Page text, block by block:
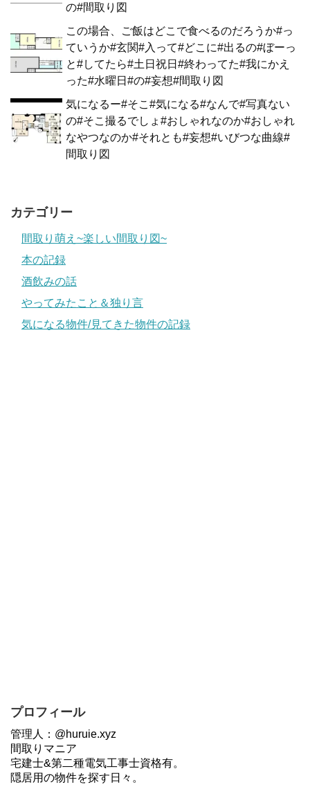
の#間取り図
この場合、ご飯はどこで食べるのだろうか#っ
ていうか#玄関#入って#どこに#出るの#ぼーっ
と#してたら#土日祝日#終わってた#我にかえ
った#水曜日#の#妄想#間取り図
気になるー#そこ#気になる#なんで#写真ない
の#そこ撮るでしょ#おしゃれなのか#おしゃれ
なやつなのか#それとも#妄想#いびつな曲線#
間取り図
カテゴリー
間取り萌え~楽しい間取り図~
本の記録
酒飲みの話
やってみたこと＆独り言
気になる物件/見てきた物件の記録
プロフィール
管理人：@huruie.xyz
間取りマニア
宅建士&第二種電気工事士資格有。
隠居用の物件を探す日々。